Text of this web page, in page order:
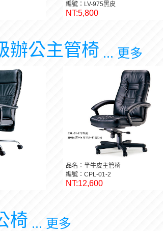
編號：LV-975黑皮
NT:5,800
辦公主管椅 ... 更多
品名：半牛皮主管椅
編號：CPL-01-2
NT:12,600
椅 ... 更多